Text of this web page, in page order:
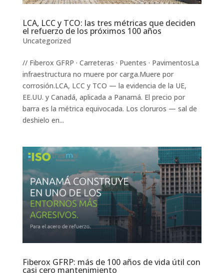
LCA, LCC y TCO: las tres métricas que deciden
el refuerzo de los próximos 100 años
Uncategorized
// Fiberox GFRP · Carreteras · Puentes · PavimentosLa
infraestructura no muere por carga.Muere por
corrosión.LCA, LCC y TCO — la evidencia de la UE,
EE.UU. y Canadá, aplicada a Panamá. El precio por
barra es la métrica equivocada. Los cloruros — sal de
deshielo en...
Fiberox GFRP: más de 100 años de vida útil con
casi cero mantenimiento